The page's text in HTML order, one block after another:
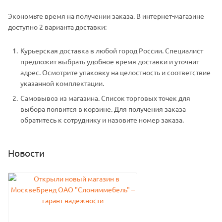
Экономьте время на получении заказа. В интернет-магазине
доступно 2 варианта доставки:
Курьерская доставка в любой город России. Специалист
предложит выбрать удобное время доставки и уточнит
адрес. Осмотрите упаковку на целостность и соответствие
указанной комплектации.
Самовывоз из магазина. Список торговых точек для
выбора появится в корзине. Для получения заказа
обратитесь к сотруднику и назовите номер заказа.
Новости